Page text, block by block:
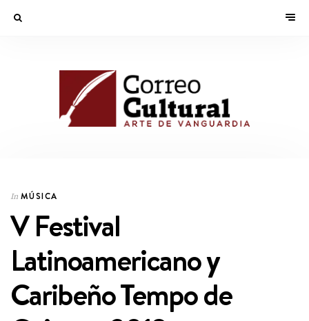
In MÚSICA
V Festival
Latinoamericano y
Caribeño Tempo de